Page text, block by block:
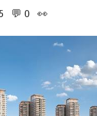
💬 0 👀